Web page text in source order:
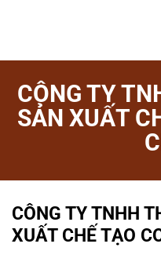
CÔNG TY
SẢN XUẤT
CÔNG TY TNHH
XUẤT CHẾ TẠO